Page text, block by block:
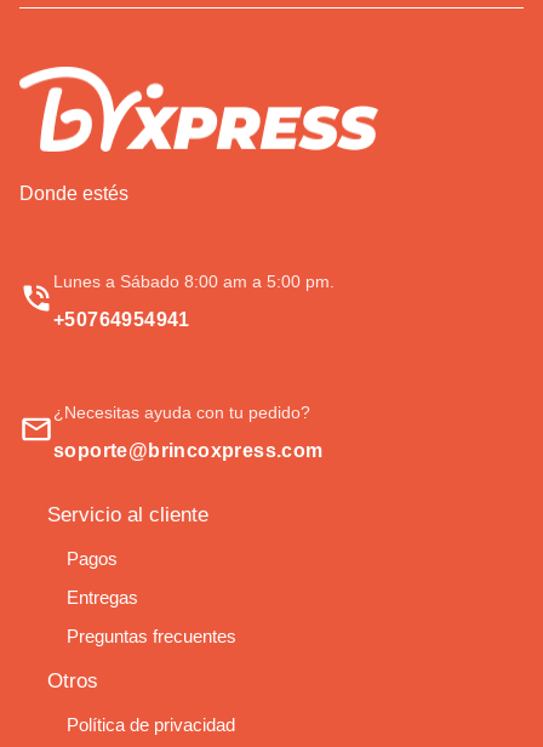
Donde estés
Lunes a Sábado 8:00 am a 5:00 pm.
+50764954941
¿Necesitas ayuda con tu pedido?
soporte@brincoxpress.com
Servicio al cliente
Pagos
Entregas
Preguntas frecuentes
Otros
Política de privacidad